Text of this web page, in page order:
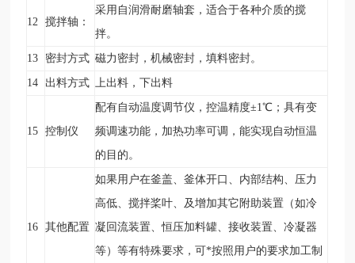
12 搅拌轴：
采用自润滑耐磨轴套，适合于各种介质的搅
拌。
13 密封方式 磁力密封，机械密封，填料密封。
14 出料方式 上出料，下出料
15 控制仪
配有自动温度调节仪，控温精度±1℃ ；具有变
频调速功能，加热功率可调，能实现自动恒温
的目的。
16 其他配置
如果用户在釜盖、釜体开口、内部结构、压力
高低、搅拌桨叶、及增加其它附助装置（如冷
凝回流装置、恒压加料罐、接收装置、冷凝器
等）等有特殊要求，可*按照用户的要求加工制